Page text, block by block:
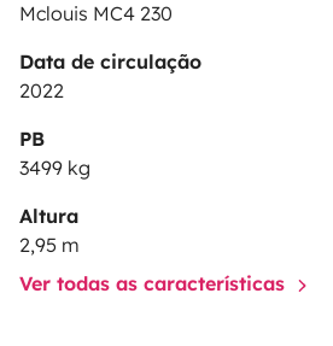
Mclouis MC4 230
Data de circulação
2022
PB
3499 kg
Altura
2,95 m
Ver todas as características